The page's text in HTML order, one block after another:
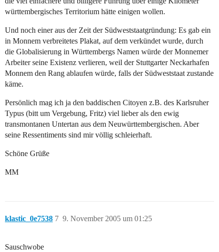
württembergisches Territorium hätte einigen wollen.
Und noch einer aus der Zeit der Südweststaatgründung: Es gab ein
in Monnem verbreitetes Plakat, auf dem verkündet wurde, durch
die Globalisierung in Württembergs Namen würde der Monnemer
Arbeiter seine Existenz verlieren, weil der Stuttgarter Neckarhafen
Monnem den Rang ablaufen würde, falls der Südweststaat zustande
käme.
Persönlich mag ich ja den baddischen Citoyen z.B. des Karlsruher
Typus (bitt um Vergebung, Fritz) viel lieber als den ewig
transmontanen Untertan aus dem Neuwürttembergischen. Aber
seine Ressentiments sind mir völlig schleierhaft.
Schöne Grüße
MM
klastic_0e7538 9. November 2005 um 01:25
7
Sauschwobe